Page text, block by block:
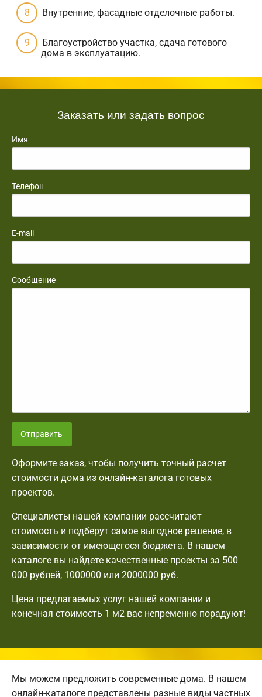
Внутренние, фасадные отделочные работы.
Благоустройство участка, сдача готового
дома в эксплуатацию.
Заказать или задать вопрос
Имя
Телефон
E-mail
Сообщение
Отправить
Оформите заказ, чтобы получить точный расчет
стоимости дома из онлайн-каталога готовых
проектов.
Специалисты нашей компании рассчитают
стоимость и подберут самое выгодное решение, в
зависимости от имеющегося бюджета. В нашем
каталоге вы найдете качественные проекты за 500
000 рублей, 1000000 или 2000000 руб.
Цена предлагаемых услуг нашей компании и
конечная стоимость 1 м2 вас непременно порадуют!
Мы можем предложить современные дома. В нашем
онлайн-каталоге представлены разные виды частных